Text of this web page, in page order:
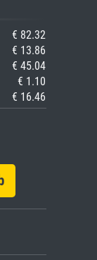
€ 82.32
€ 13.86
€ 45.04
€ 1.10
€ 16.46